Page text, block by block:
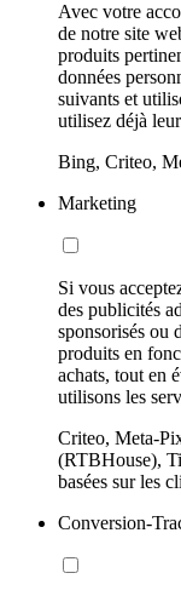
Avec votre
de notre site
produits
données
suivants et
utilisez déjà
Bing, Criteo,
Marketing
Si vous
des publicités
sponsorisés ou
produits en
achats, tout en
utilisons les
Criteo, Meta-
(RTBHouse),
basées sur les
Conversion-